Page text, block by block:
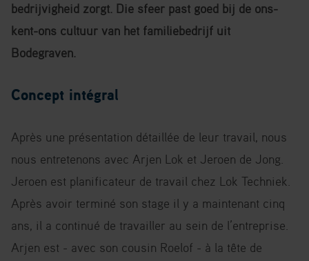
bedrijvigheid zorgt. Die sfeer past goed bij de ons-
kent-ons cultuur van het familiebedrijf uit
Bodegraven.
Concept intégral
Après une présentation détaillée de leur travail, nous
nous entretenons avec Arjen Lok et Jeroen de Jong.
Jeroen est planificateur de travail chez Lok Techniek.
Après avoir terminé son stage il y a maintenant cinq
ans, il a continué de travailler au sein de l’entreprise.
Arjen est - avec son cousin Roelof - à la tête de